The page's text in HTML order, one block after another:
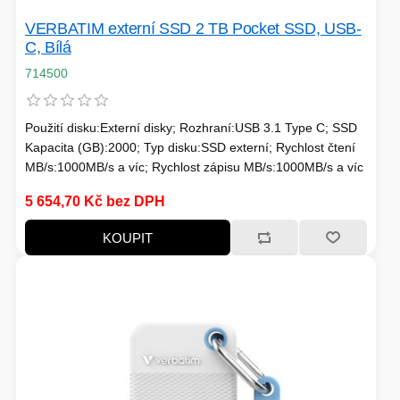
HERNÍ MIKROFONY
PŘÍSLUŠENSTVÍ
KALKULAČKY
TOPINKOVAČE
VERBATIM externí SSD 2 TB Pocket SSD, USB-
C, Bílá
714500
Použití disku:Externí disky; Rozhraní:USB 3.1 Type C; SSD
Kapacita (GB):2000; Typ disku:SSD externí; Rychlost čtení
MB/s:1000MB/s a víc; Rychlost zápisu MB/s:1000MB/s a víc
5 654,70 Kč bez DPH
KOUPIT